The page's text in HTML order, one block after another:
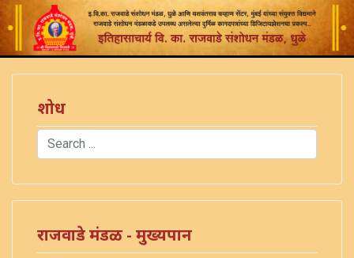
शोध
Search
राजवाडे मंडळ - मुख्यपान